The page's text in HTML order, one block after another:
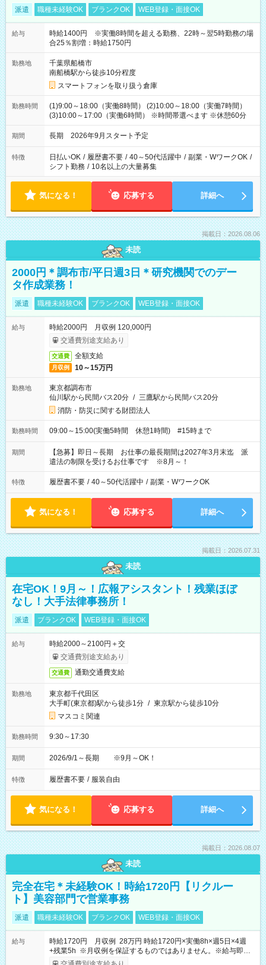
派遣 職種未経験OK ブランクOK WEB登録・面接OK
給与
時給1400円 ※実働8時間を超える勤務、22時～翌5時勤務の場
合25％割増：時給1750円
勤務地
千葉県船橋市
南船橋駅から徒歩10分程度
スマートフォンを取り扱う倉庫
勤務時間
(1)9:00～18:00（実働8時間） (2)10:00～18:00（実働7時間）
(3)10:00～17:00（実働6時間） ※時間帯選べます ※休憩60分
期間 長期 2026年9月スタート予定
特徴 日払いOK / 履歴書不要 / 40～50代活躍中 / 副業・WワークOK /
シフト勤務 / 10名以上の大量募集
気になる！ 応募する 詳細へ
掲載日：2026.08.06
未読
2000円＊調布市/平日週3日＊研究機関でのデー
タ作成業務！
派遣 職種未経験OK ブランクOK WEB登録・面接OK
給与
時給2000円 月収例 120,000円
交通費別途支給あり
交通費 全額支給
月収例 10～15万円
勤務地
東京都調布市
仙川駅から民間バス20分 / 三鷹駅から民間バス20分
消防・防災に関する財団法人
勤務時間 09:00～15:00(実働5時間 休憩1時間) #15時まで
期間
【急募】即日～長期 お仕事の最長期間は2027年3月末迄 派
遣法の制限を受けるお仕事です ※8月～！
特徴 履歴書不要 / 40～50代活躍中 / 副業・WワークOK
気になる！ 応募する 詳細へ
掲載日：2026.07.31
未読
在宅OK！9月～！広報アシスタント！残業ほぼ
なし！大手法律事務所！
派遣 ブランクOK WEB登録・面接OK
給与
時給2000～2100円＋交
交通費別途支給あり
交通費 通勤交通費支給
勤務地
東京都千代田区
大手町(東京都)駅から徒歩1分 / 東京駅から徒歩10分
マスコミ関連
勤務時間 9:30～17:30
期間 2026/9/1～長期 ※9月～OK！
特徴 履歴書不要 / 服装自由
気になる！ 応募する 詳細へ
掲載日：2026.08.07
未読
完全在宅＊未経験OK！時給1720円【リクルー
ト】美容部門で営業事務
派遣 職種未経験OK ブランクOK WEB登録・面接OK
給与
時給1720円 月収例 28万円 時給1720円×実働8h×週5日×4週
+残業5h ※月収例を保証するものではありません。※給与即受
取りサービス利用可（利用条件有）